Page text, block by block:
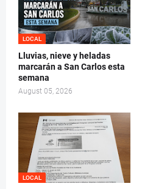
LOCAL
Lluvias, nieve y heladas
marcarán a San Carlos esta
semana
August 05, 2026
LOCAL